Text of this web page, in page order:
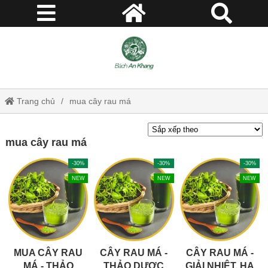
Trang chủ mua cây rau má
mua cây rau má
-30%
NEW
MUA CÂY RAU
MÁ - THẢO
-30%
NEW
CÂY RAU MÁ -
THẢO DƯỢC
-30%
NEW
CÂY RAU MÁ -
GIẢI NHIỆT, HẠ